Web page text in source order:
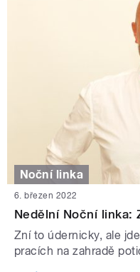
Noční linka
6. březen 2022
Nedělní Noční linka:
Zní to údernicky, ale
pracích na zahradě